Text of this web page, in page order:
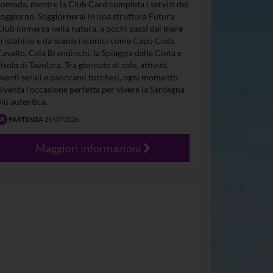
mentre la Club Card completa i servizi del
Soggiornerai in una struttura Futura
immersa nella natura, a pochi passi dal mare
e da scenari iconici come Capo Coda
Cala Brandinchi, la Spiaggia della Cinta e
di Tavolara. Tra giornate di sole, attività,
serali e panorami turchesi, ogni momento
l’occasione perfetta per vivere la Sardegna
autentica.
PARTENZA 25/07/2026
Maggiori informazioni